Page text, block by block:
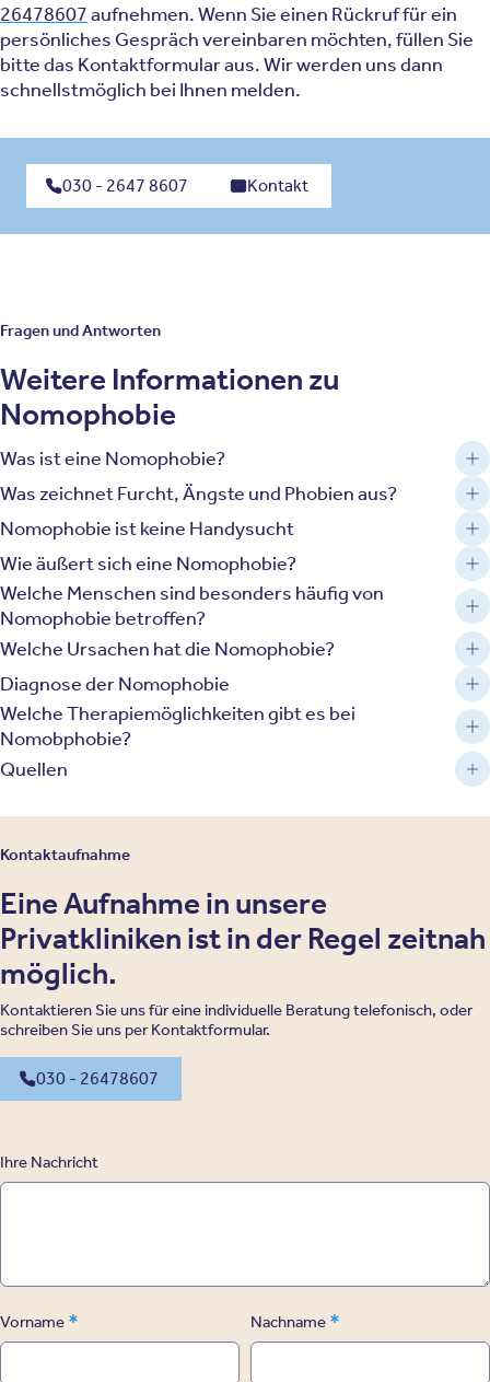
26478607aufnehmen. Wenn Sie einen Rückruf für ein
persönliches Gespräch vereinbaren möchten, füllen Sie
bitte das Kontaktformular aus. Wir werden uns dann
schnellstmöglich bei Ihnen melden.
030 - 2647 8607 Kontakt
Fragen und Antworten
Weitere Informationen zu
Nomophobie
Was ist eine Nomophobie?
Was zeichnet Furcht, Ängste und Phobien aus?
Nomophobie ist keine Handysucht
Wie äußert sich eine Nomophobie?
Welche Menschen sind besonders häufig von
Nomophobie betroffen?
Welche Ursachen hat die Nomophobie?
Diagnose der Nomophobie
Welche Therapiemöglichkeiten gibt es bei
Nomobphobie?
Quellen
Kontaktaufnahme
Eine Aufnahme in unsere
Privatkliniken ist in der Regel zeitnah
möglich.
Kontaktieren Sie uns für eine individuelle Beratung telefonisch, oder
schreiben Sie uns per Kontaktformular.
030 - 26478607
Ihre Nachricht
Vorname * Nachname *